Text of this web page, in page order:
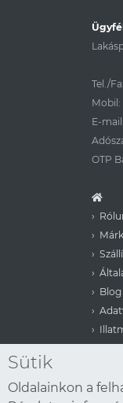
Tel./
Mobil:
E-mail:
OTP
Blog
Sütik
Oldalainkon a